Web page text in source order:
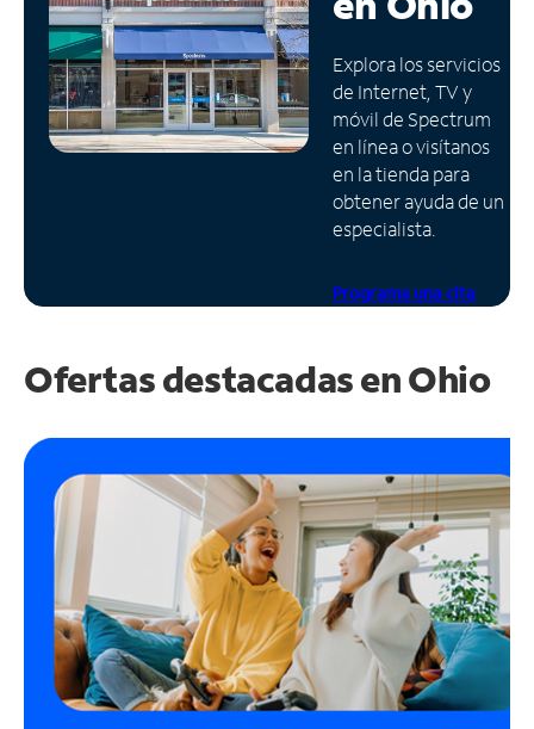
Administrar
cuenta
Encuentra
una
tienda
Explora los servicios
de Internet, TV y
móvil de Spectrum
en línea o visítanos
en la tienda para
obtener ayuda de un
especialista.
Programa una cita
Ofertas destacadas enOhio